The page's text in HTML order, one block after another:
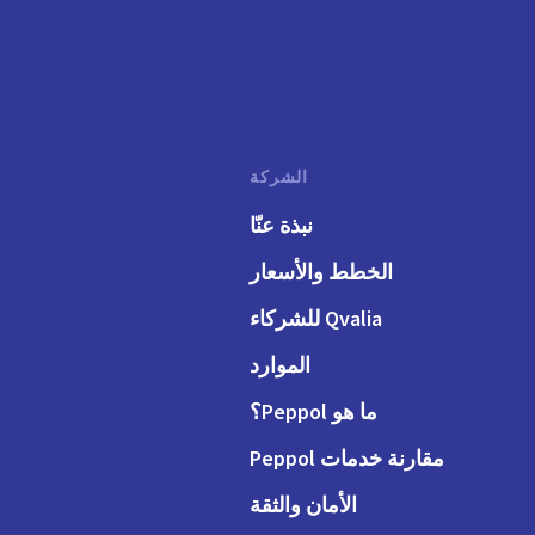
الشركة
نبذة عنّا
الخطط والأسعار
Qvalia للشركاء
الموارد
ما هو Peppol؟
مقارنة خدمات Peppol
الأمان والثقة